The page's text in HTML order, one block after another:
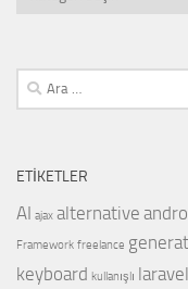
Arama:
ETIKETLER
AI ajax alternative
Framework freelance
keyboard kullanışlı laravel